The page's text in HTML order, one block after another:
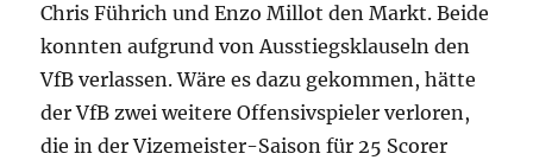
Chris Führich und Enzo Millot den Markt. Beide
konnten aufgrund von Ausstiegsklauseln den
VfB verlassen. Wäre es dazu gekommen, hätte
der VfB zwei weitere Offensivspieler verloren,
die in der Vizemeister-Saison für 25 Scorer